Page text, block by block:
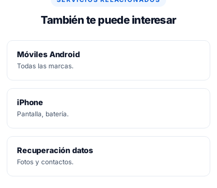
También te puede interesar
Móviles Android
Todas las marcas.
iPhone
Pantalla, batería.
Recuperación datos
Fotos y contactos.